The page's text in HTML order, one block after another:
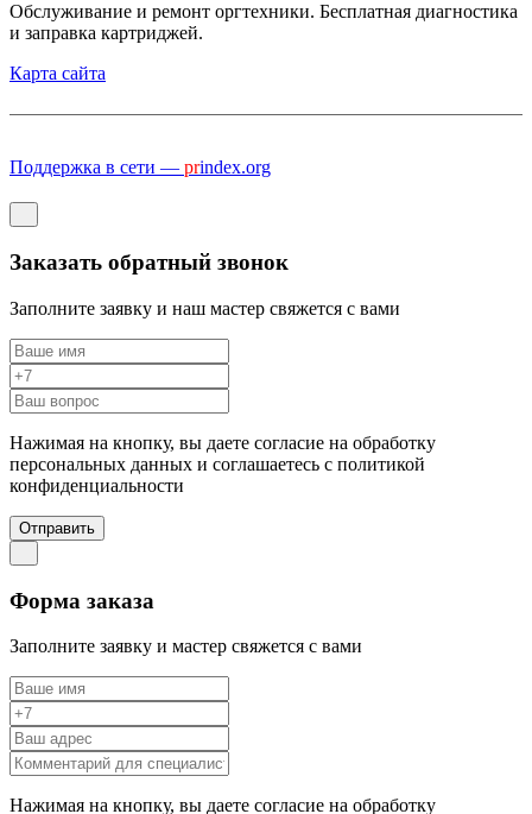
Обслуживание и ремонт оргтехники. Бесплатная диагностика
и заправка картриджей.
Карта сайта
Поддержка в сети — prindex.org
Заказать обратный звонок
Заполните заявку и наш мастер свяжется с вами
Нажимая на кнопку, вы даете согласие на обработку
персональных данных и соглашаетесь c политикой
конфиденциальности
Отправить
Форма заказа
Заполните заявку и мастер свяжется с вами
Нажимая на кнопку, вы даете согласие на обработку